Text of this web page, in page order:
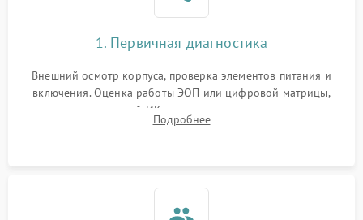
1. Первичная диагностика
Внешний осмотр корпуса, проверка элементов питания и
включения. Оценка работы ЭОП или цифровой матрицы,
проверка встроенной ИК-подсветки и механизма выверки
прицельной сетки. Выявление видимых дефектов оптики и
Подробнее